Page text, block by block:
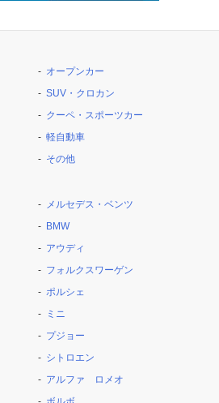
オープンカー
SUV・クロカン
クーペ・スポーツカー
軽自動車
その他
メルセデス・ベンツ
BMW
アウディ
フォルクスワーゲン
ポルシェ
ミニ
プジョー
シトロエン
アルファ ロメオ